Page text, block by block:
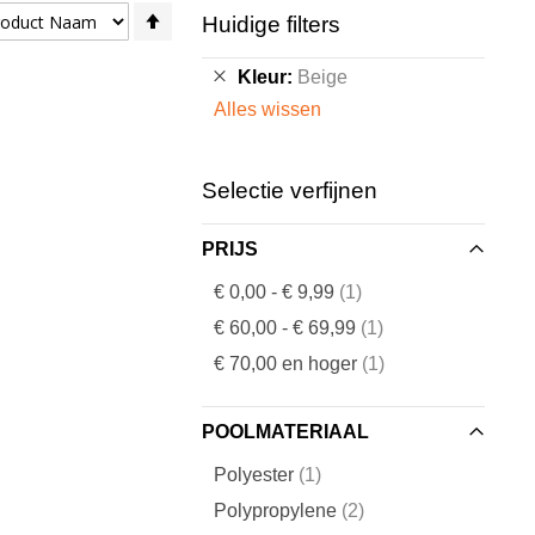
sorteren
Huidige filters
Kleur Beige
Verwijder
dit
Alles wissen
Selectie verfijnen
PRIJS
€ 0,00- € 9,99 1artikel
€ 60,00- € 69,99 1artikel
€ 70,00en hoger 1artikel
POOLMATERIAAL
Polyester 1artikel
Polypropylene 2artikelen